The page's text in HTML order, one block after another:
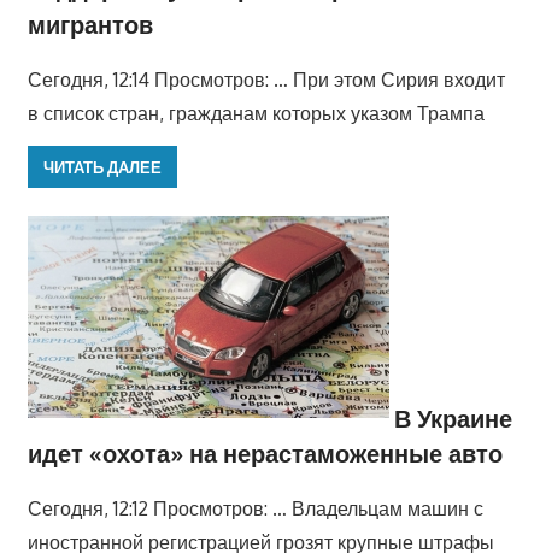
мигрантов
Сегодня, 12:14 Просмотров: … При этом Сирия входит
в список стран, гражданам которых указом Трампа
ЧИТАТЬ ДАЛЕЕ
В Украине
идет «охота» на нерастаможенные авто
Сегодня, 12:12 Просмотров: … Владельцам машин с
иностранной регистрацией грозят крупные штрафы